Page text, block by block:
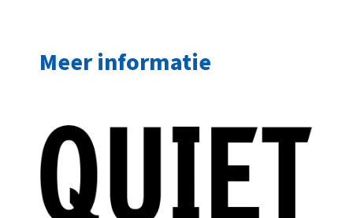
Meer informatie